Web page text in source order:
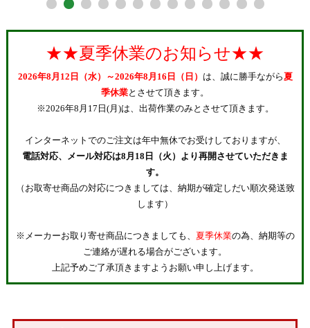
★★夏季休業のお知らせ★★
2026年8月12日（水）～2026年8月16日（日） は、誠に勝手ながら夏
季休業とさせて頂きます。
※2026年8月17日(月)は、出荷作業のみとさせて頂きます。
インターネットでのご注文は年中無休でお受けしておりますが、
電話対応、メール対応は8月18日（火）より再開させていただきま
す。
（お取寄せ商品の対応につきましては、納期が確定しだい順次発送致
します）
※メーカーお取り寄せ商品につきましても、 夏季休業の為、納期等の
ご連絡が遅れる場合がございます。
上記予めご了承頂きますようお願い申し上げます。
28.5cm
在庫なし商品を表示しない
お取り寄せ・予約商品
商品番号/JANコード
新着順